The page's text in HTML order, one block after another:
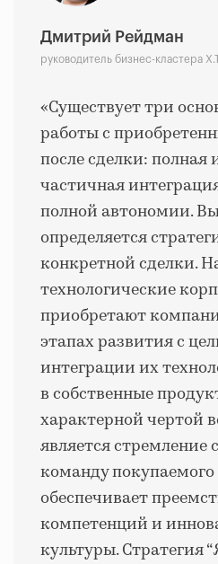
Дмитрий Рейдман
руководитель бизнес-кластера
«Существует три
работы с
после сделки: полная
частичная
полной автономии.
определяется
конкретной сделки.
технологические
приобретают
этапах развития с
интеграции их
в собственные
характерной чертой
является стремление
команду покупаемого
обеспечивает
компетенций и
культуры. Стратегия“